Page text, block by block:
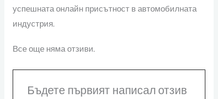
успешната онлайн присътност в автомобилната
индустрия.
Все още няма отзиви.
Бъдете първият написал отзив